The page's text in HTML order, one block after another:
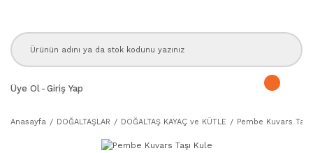
Üye Ol - Giriş Yap
Anasayfa DOĞALTAŞLAR DOĞALTAŞ KAYAÇ ve KÜTLE Pembe Kuvars